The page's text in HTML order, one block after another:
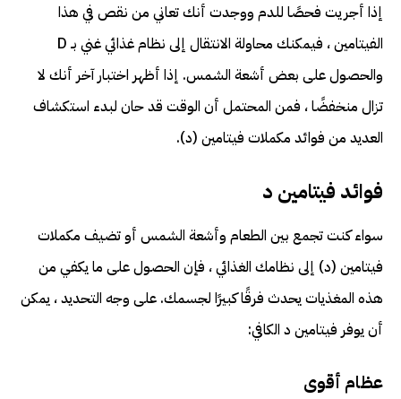
إذا أجريت فحصًا للدم ووجدت أنك تعاني من نقص في هذا
الفيتامين ، فيمكنك محاولة الانتقال إلى نظام غذائي غني بـ D
والحصول على بعض أشعة الشمس. إذا أظهر اختبار آخر أنك لا
تزال منخفضًا ، فمن المحتمل أن الوقت قد حان لبدء استكشاف
العديد من فوائد مكملات فيتامين (د).
فوائد فيتامين د
سواء كنت تجمع بين الطعام وأشعة الشمس أو تضيف مكملات
فيتامين (د) إلى نظامك الغذائي ، فإن الحصول على ما يكفي من
هذه المغذيات يحدث فرقًا كبيرًا لجسمك. على وجه التحديد ، يمكن
أن يوفر فيتامين د الكافي:
عظام أقوى